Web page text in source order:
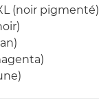
(noir pigmenté)